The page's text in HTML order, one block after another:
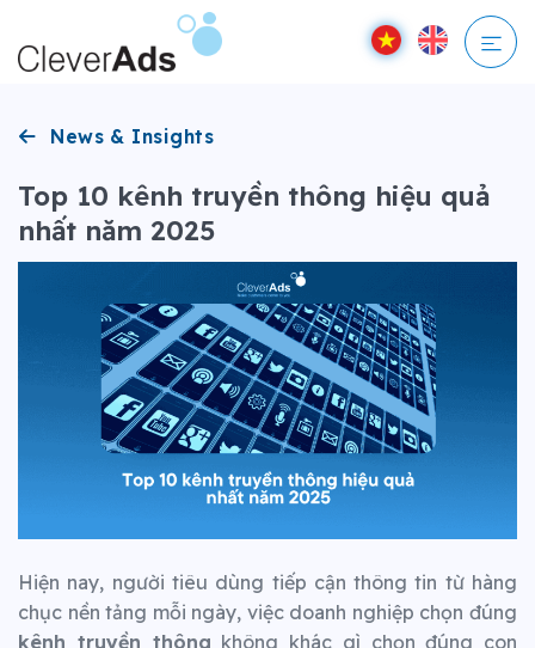
qua
nội
News & Insights
Top 10 kênh truyền thông hiệu quả
nhất năm 2025
Hiện nay, người tiêu dùng tiếp cận thông tin từ hàng
chục nền tảng mỗi ngày, việc doanh nghiệp chọn đúng
kênh truyền thông không khác gì chọn đúng con